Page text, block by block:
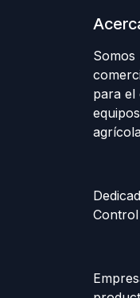
Somos
para el
Control